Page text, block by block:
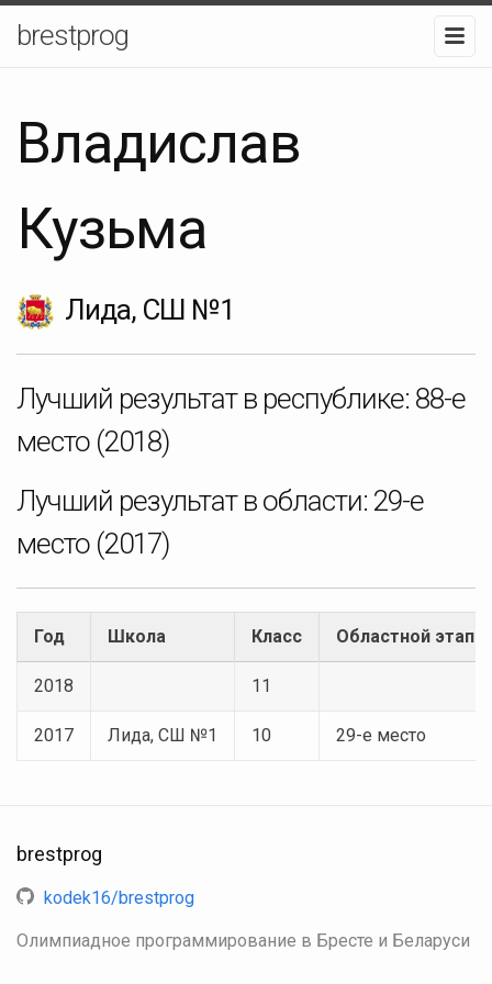
brestprog
Владислав
Кузьма
Лида, СШ №1
Лучший результат в республике: 88-е
место (2018)
Лучший результат в области: 29-е
место (2017)
Год Школа Класс Областной этап
2018 11
2017 Лида, СШ №1 10 29-е место
brestprog
kodek16/brestprog
Олимпиадное программирование в Бресте и Беларуси